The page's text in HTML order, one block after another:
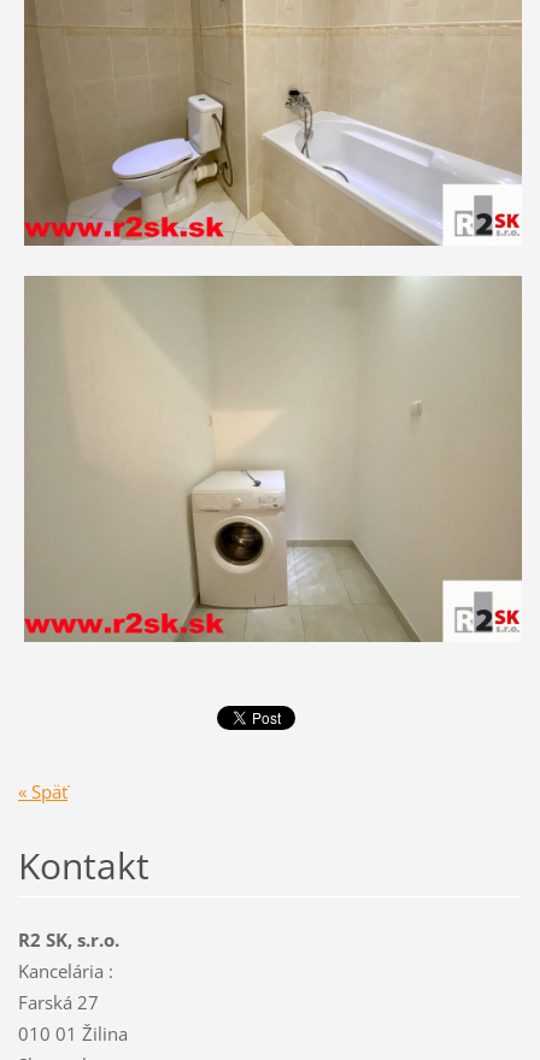
« Späť
Kontakt
R2 SK, s.r.o.
Kancelária :
Farská 27
010 01 Žilina